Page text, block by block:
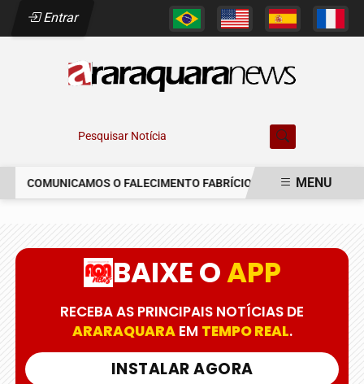
Entrar
Pesquisar Notícia
COMUNICAMOS O FALECIMENTO FABRÍCIO AUGUSTO FERREIRA
MENU
BAIXE OAPP
RECEBA AS PRINCIPAIS NOTÍCIAS DE
ARARAQUARAEM TEMPO REAL.
INSTALAR AGORA